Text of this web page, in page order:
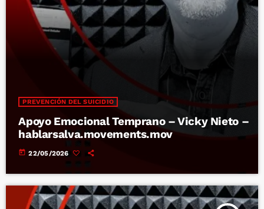
PREVENCIÓN DEL SUICIDIO
Apoyo Emocional Temprano – Vicky Nieto –
hablarsalva.movements.mov
today 22/05/2026